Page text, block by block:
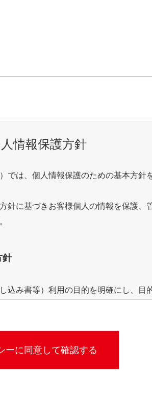
情報保護方針
では、個人情報保護のための基本方針
針に基づきお客様個人の情報を保護、
針
込み書等）利用の目的を明確にし、目